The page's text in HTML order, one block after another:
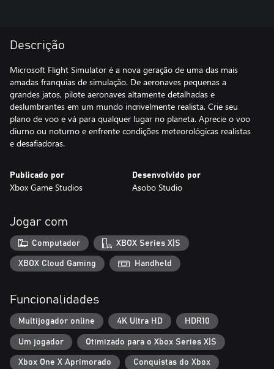
Descrição
Microsoft Flight Simulator é a nova geração de uma das mais
amadas franquias de simulação. De aeronaves pequenas a
grandes jatos, pilote aeronaves altamente detalhadas e
deslumbrantes em um mundo incrivelmente realista. Crie seu
plano de voo e vá para qualquer lugar no planeta. Aprecie o voo
diurno ou noturno e enfrente condições meteorológicas realistas
e desafiadoras.
Publicado por
Xbox Game Studios
Desenvolvido por
Asobo Studio
Jogar com
Computador XBOX Series X|S
XBOX Cloud Gaming Handheld
Funcionalidades
Multijogador online 4K Ultra HD HDR10
Um jogador Otimizado para o Xbox Series X|S
Xbox One X Aprimorado Conquistas do Xbox